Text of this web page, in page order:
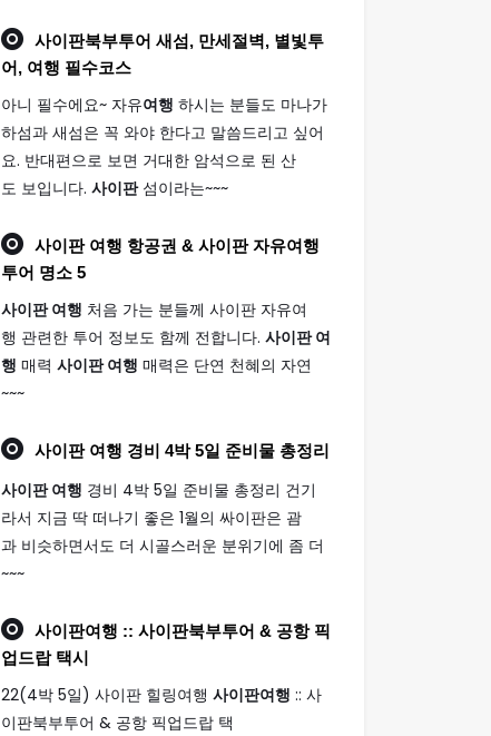
사이판북부투어 새섬, 만세절벽, 별빛투
어, 여행 필수코스
아니 필수에요~ 자유여행 하시는 분들도 마나가
하섬과 새섬은 꼭 와야 한다고 말씀드리고 싶어
요. 반대편으로 보면 거대한 암석으로 된 산
도 보입니다. 사이판섬이라는~~~
사이판 여행 항공권 & 사이판 자유여행
투어 명소 5
사이판 여행 처음 가는 분들께 사이판 자유여
행 관련한 투어 정보도 함께 전합니다. 사이판 여
행 매력 사이판 여행 매력은 단연 천혜의 자연
~~~
사이판 여행 경비 4박 5일 준비물 총정리
사이판 여행 경비 4박 5일 준비물 총정리 건기
라서 지금 딱 떠나기 좋은 1월의 싸이판은 괌
과 비슷하면서도 더 시골스러운 분위기에 좀 더
~~~
사이판여행 :: 사이판북부투어 & 공항 픽
업드랍 택시
22(4박 5일) 사이판 힐링여행 사이판여행 :: 사
이판북부투어 & 공항 픽업드랍 택